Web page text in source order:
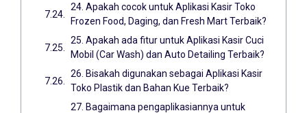
24. Apakah cocok untuk Aplikasi Kasir Toko
Frozen Food, Daging, dan Fresh Mart Terbaik?
25. Apakah ada fitur untuk Aplikasi Kasir Cuci
Mobil (Car Wash) dan Auto Detailing Terbaik?
26. Bisakah digunakan sebagai Aplikasi Kasir
Toko Plastik dan Bahan Kue Terbaik?
27. Bagaimana pengaplikasiannya untuk